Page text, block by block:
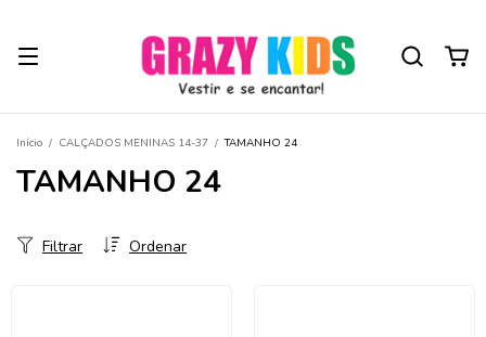
Início / CALÇADOS MENINAS 14-37 / TAMANHO 24
TAMANHO 24
Ordenar
Filtrar